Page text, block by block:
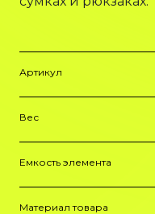
Артикул
Вес
Емкость элемента
Материал товара